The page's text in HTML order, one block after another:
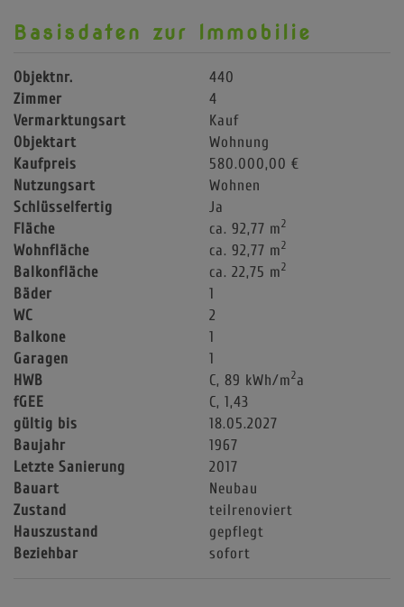
Basisdaten zur Immobilie
Objektnr.
440
Zimmer
4
Vermarktungsart
Kauf
Objektart
Wohnung
Kaufpreis
580.000,00 €
Nutzungsart
Wohnen
Schlüsselfertig
Ja
Fläche
ca. 92,77 m2
Wohnfläche ca. 92,77 m2
Balkonfläche ca. 22,75 m2
Bäder
1
WC
2
Balkone
1
Garagen
1
HWB
C, 89 kWh/m2a
fGEE
C, 1,43
gültig bis
18.05.2027
Baujahr
1967
Letzte Sanierung
2017
Bauart
Neubau
Zustand
teilrenoviert
Hauszustand
gepflegt
Beziehbar
sofort